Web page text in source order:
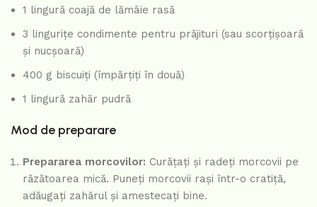
1 lingură coajă de lămâie rasă
3 lingurițe condimente pentru prăjituri (sau scorțișoară
și nucșoară)
400 g biscuiți (împărțiți în două)
1 lingură zahăr pudră
Mod de preparare
Prepararea morcovilor: Curățați și radeți morcovii pe
răzătoarea mică. Puneți morcovii rași într-o cratiță,
adăugați zahărul și amestecați bine.